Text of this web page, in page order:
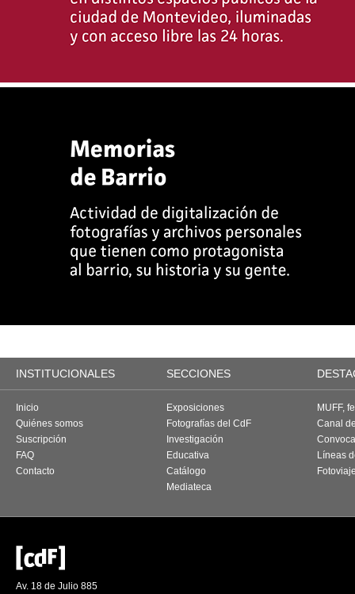
INSTITUCIONALES SECCIONES
Inicio
Quiénes somos
Suscripción
FAQ
Contacto
Exposiciones
Fotografías del CdF
Investigación
Educativa
Catálogo
Mediateca
MUFF,
Canal
Líneas
Av. 18 de Julio 885